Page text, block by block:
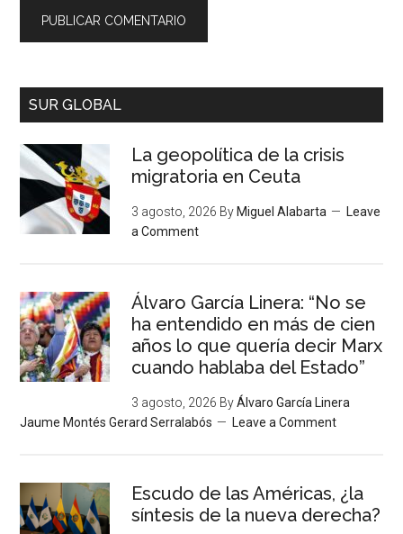
SUR GLOBAL
La geopolítica de la crisis
migratoria en Ceuta
3 agosto, 2026 By Miguel Alabarta
Leave
a Comment
Álvaro García Linera: “No se
ha entendido en más de cien
años lo que quería decir Marx
cuando hablaba del Estado”
3 agosto, 2026 ByÁlvaro García Linera
Jaume Montés Gerard Serralabós
Leave a Comment
Escudo de las Américas, ¿la
síntesis de la nueva derecha?